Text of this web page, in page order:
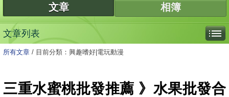
文章 相簿
文章列表
所有文章 / 目前分類：興趣嗜好|電玩動漫
三重水蜜桃批發推薦 》水果批發合